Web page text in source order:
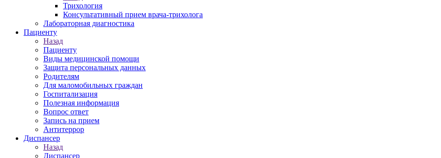
Трихология
Консультативный прием врача-трихолога
Лабораторная диагностика
Пациенту
Назад
Пациенту
Виды медицинской помощи
Защита персональных данных
Родителям
Для маломобильных граждан
Госпитализация
Полезная информация
Вопрос ответ
Запись на прием
Антитеррор
Диспансер
Назад
Диспансер